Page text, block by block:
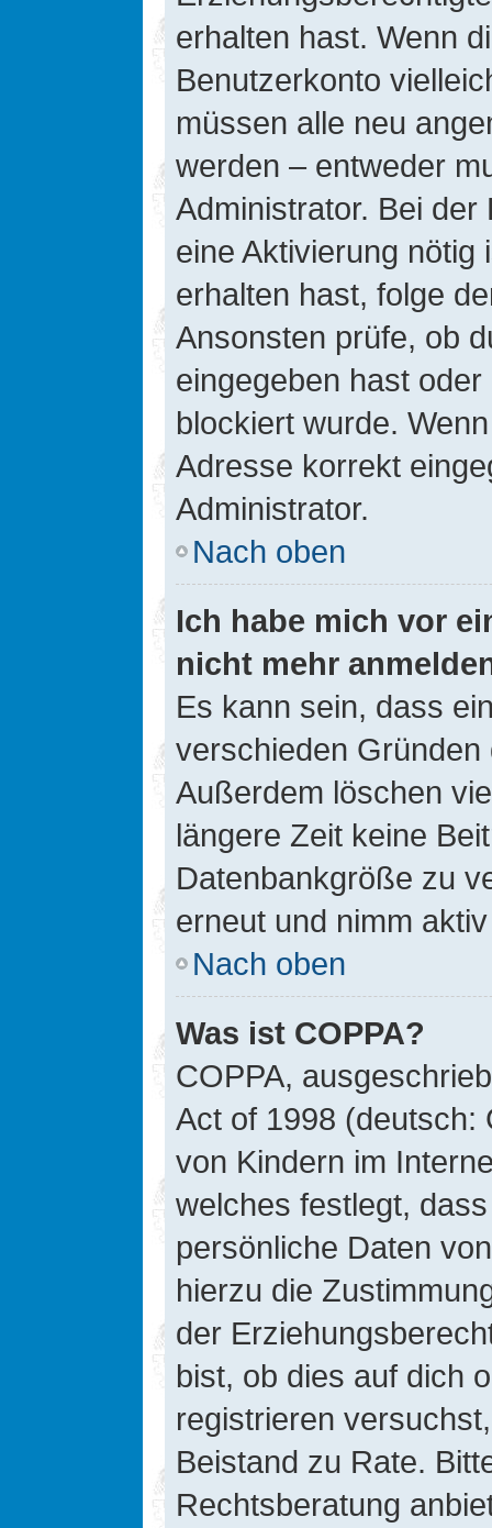
erhalten hast. Wenn
Benutzerkonto
müssen alle neu
werden – entweder
Administrator. Bei
eine Aktivierung nötig
erhalten hast, folge
Ansonsten prüfe, ob
eingegeben hast
blockiert wurde.
Adresse korrekt
Administrator.
Nach oben
Ich habe mich vor
nicht mehr
Es kann sein, dass
verschieden
Außerdem löschen
längere Zeit keine
Datenbankgröße zu
erneut und nimm
Nach oben
Was ist COPPA?
COPPA,
Act of 1998 (deutsch:
von Kindern im
welches festlegt,
persönliche Daten
hierzu die
der
bist, ob dies auf dich
registrieren
Beistand zu Rate.
Rechtsberatung